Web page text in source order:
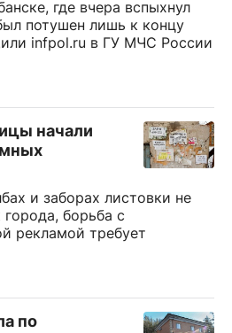
где вчера вспыхнул
потушен лишь к концу
infpol.ru в ГУ МЧС России
начали
и заборах листовки не
борьба с
рекламой требует
по